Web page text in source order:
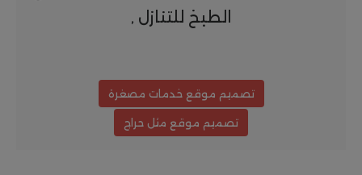
الطبخ للتنازل ,
تصميم موقع خدمات مصغرة
تصميم موقع مثل حراج